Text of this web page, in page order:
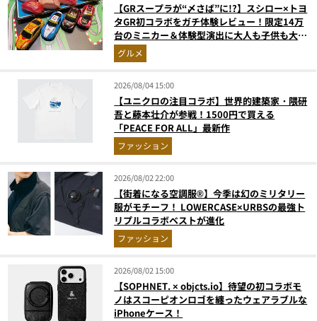
【GRスープラが“〆さば”に!?】スシロー×トヨ
タGR初コラボをガチ体験レビュー！限定14万
台のミニカー＆体験型演出に大人も子供も大興
奮間違いなし
グルメ
2026/08/04 15:00
【ユニクロの注目コラボ】世界的建築家・隈研
吾と藤本壮介が参戦！1500円で買える
「PEACE FOR ALL」最新作
ファッション
2026/08/02 22:00
【街着になる空調服®】今季は幻のミリタリー
服がモチーフ！ LOWERCASE×URBSの最強ト
リプルコラボベストが進化
ファッション
2026/08/02 15:00
【SOPHNET. × objcts.io】待望の初コラボモ
ノはスコーピオンロゴを纏ったウェアラブルな
iPhoneケース！